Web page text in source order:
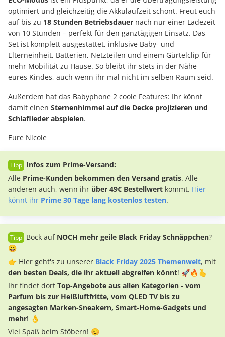
optimiert und gleichzeitig die Akkulaufzeit schont. Freut euch
auf bis zu 18 Stunden Betriebsdauer nach nur einer Ladezeit
von 10 Stunden – perfekt für den ganztägigen Einsatz. Das
Set ist komplett ausgestattet, inklusive Baby- und
Elterneinheit, Batterien, Netzteilen und einem Gürtelclip für
mehr Mobilität zu Hause. So bleibt ihr stets in der Nähe
eures Kindes, auch wenn ihr mal nicht im selben Raum seid.
Außerdem hat das Babyphone 2 coole Features: Ihr könnt
damit einen Sternenhimmel auf die Decke projizieren und
Schlaflieder abspielen.
Eure Nicole
Infos zum Prime-Versand:
Alle Prime-Kunden bekommen den Versand gratis. Alle
anderen auch, wenn ihr über 49€ Bestellwert kommt. Hier
könnt ihr Prime 30 Tage lang kostenlos testen.
Bock auf NOCH mehr geile Black Friday Schnäppchen?
😀
👉 Hier geht's zu unserer Black Friday 2025 Themenwelt, mit
den besten Deals, die ihr aktuell abgreifen könnt! 🚀🔥🫰
Ihr findet dort Top-Angebote aus allen Kategorien - vom
Parfum bis zur Heißluftfritte, vom QLED TV bis zu
angesagten Marken-Sneakern, Smart-Home-Gadgets und
mehr! 👌
Viel Spaß beim Stöbern! 😊